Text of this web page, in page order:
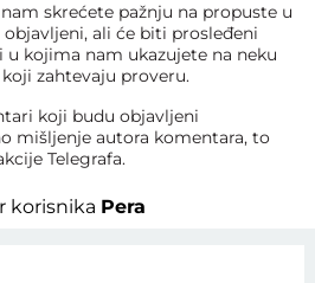
skrećete pažnju na propuste u
ali će biti prosleđeni
u kojima nam ukazujete na neku
zahtevaju proveru.
koji budu objavljeni
mišljenje autora komentara, to
Telegrafa.
korisnika Pera